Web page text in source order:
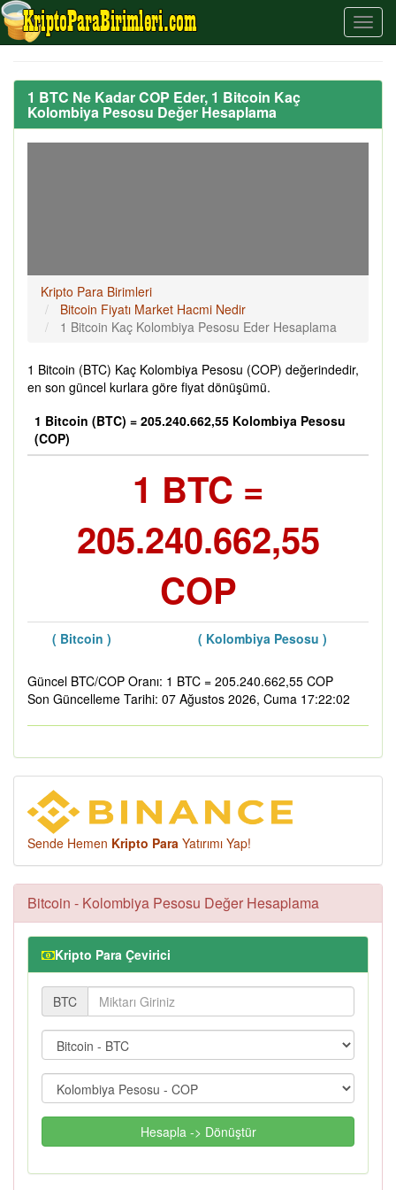
1 BTC Ne Kadar COP Eder, 1 Bitcoin Kaç
Kolombiya Pesosu Değer Hesaplama
Kripto Para Birimleri
Bitcoin Fiyatı Market Hacmi Nedir
1 Bitcoin Kaç Kolombiya Pesosu Eder Hesaplama
1 Bitcoin (BTC) Kaç Kolombiya Pesosu (COP) değerindedir,
en son güncel kurlara göre fiyat dönüşümü.
1 Bitcoin (BTC) = 205.240.662,55 Kolombiya Pesosu
(COP)
1 BTC =
205.240.662,55
COP
( Bitcoin ) ( Kolombiya Pesosu )
Güncel BTC/COP Oranı: 1 BTC = 205.240.662,55 COP
Son Güncelleme Tarihi: 07 Ağustos 2026, Cuma 17:22:02
Sende Hemen Kripto Para Yatırımı Yap!
Bitcoin - Kolombiya Pesosu Değer Hesaplama
Kripto Para Çevirici
BTC
Hesapla -> Dönüştür